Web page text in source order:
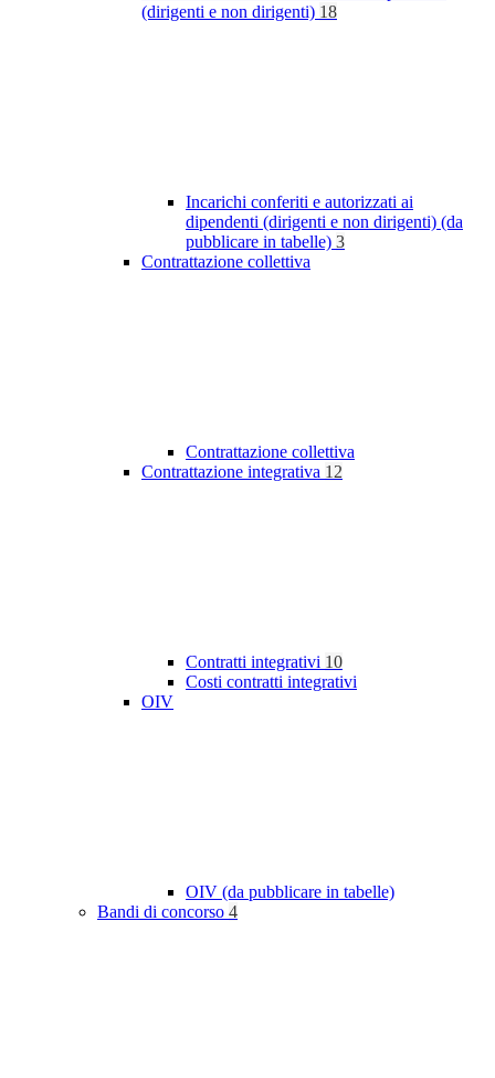
(dirigenti e non dirigenti) 18
Incarichi conferiti e autorizzati ai
dipendenti (dirigenti e non dirigenti) (da
pubblicare in tabelle) 3
Contrattazione collettiva
Contrattazione collettiva
Contrattazione integrativa 12
Contratti integrativi 10
Costi contratti integrativi
OIV
OIV (da pubblicare in tabelle)
Bandi di concorso 4